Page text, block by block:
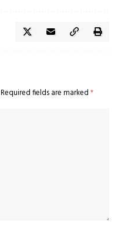
Required fields are marked *